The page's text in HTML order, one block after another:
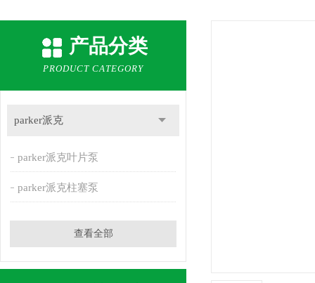
产品分类
PRODUCT CATEGORY
parker派克
parker派克叶片泵
parker派克柱塞泵
查看全部